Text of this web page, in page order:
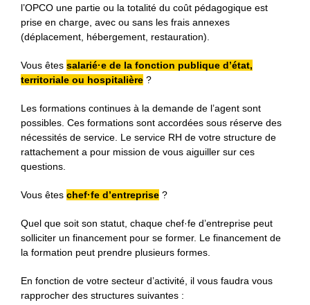
l’OPCO une partie ou la totalité du coût pédagogique est
prise en charge, avec ou sans les frais annexes
(déplacement, hébergement, restauration).
Vous êtes salarié·e de la fonction publique d’état,
territoriale ou hospitalière ?
Les formations continues à la demande de l’agent sont
possibles. Ces formations sont accordées sous réserve des
nécessités de service. Le service RH de votre structure de
rattachement a pour mission de vous aiguiller sur ces
questions.
Vous êtes chef·fe d’entreprise ?
Quel que soit son statut, chaque chef·fe d’entreprise peut
solliciter un financement pour se former. Le financement de
la formation peut prendre plusieurs formes.
En fonction de votre secteur d’activité, il vous faudra vous
rapprocher des structures suivantes :